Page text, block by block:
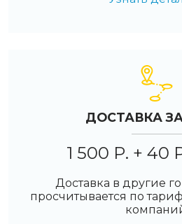
ДОСТАВКА
1 500 Р. +
Доставка в другие
просчитывается по